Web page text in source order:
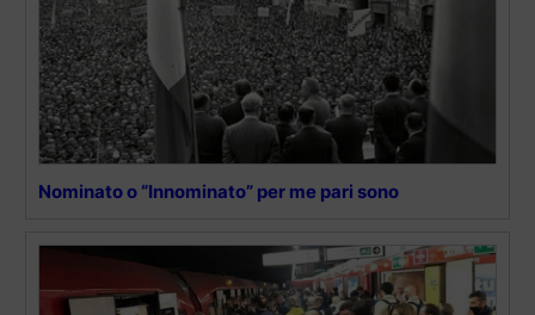
Nominato o “Innominato” per me pari sono